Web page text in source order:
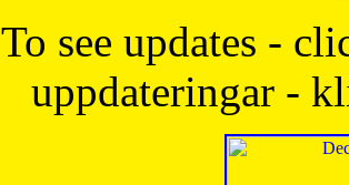
To see updates -
uppdateringar -